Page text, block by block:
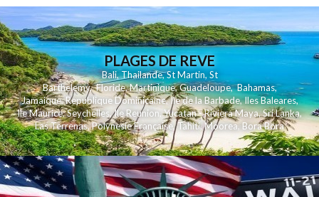
PLAGES DE REVE
Bali,Thailande,St Martin,St
Barthelemy,Floride,Martinique,Guadeloupe,Bahamas,
Jamaique,Republique Dominicaine,Ile de la Barbade,Iles Baleares,
Ile Maurice,Seychelles,Ile Reunion,Yucatan - Riviera Maya,Sri Lanka,
Las Terrenas,Polynesie Française,Tahiti,Moorea, Bora Bora